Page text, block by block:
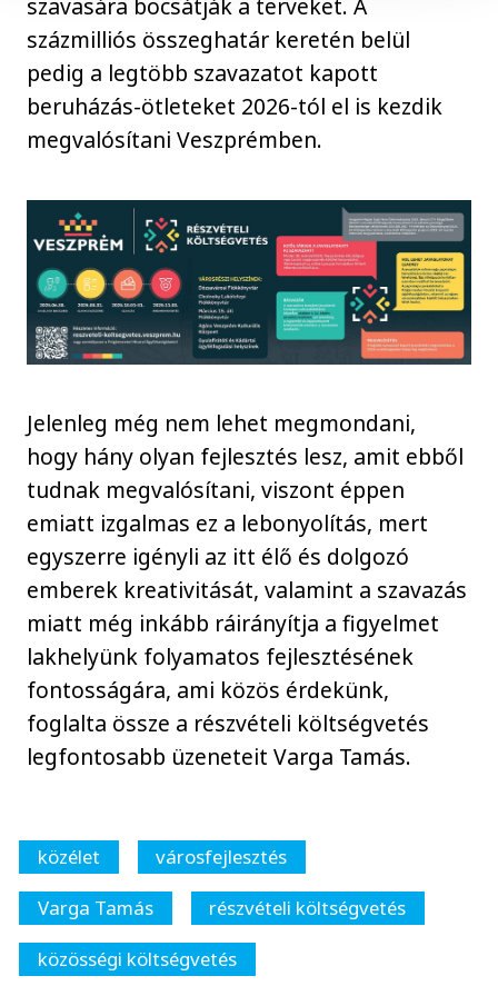
szavasára bocsátják a terveket. A
százmilliós összeghatár keretén belül
pedig a legtöbb szavazatot kapott
beruházás-ötleteket 2026-tól el is kezdik
megvalósítani Veszprémben.
Jelenleg még nem lehet megmondani,
hogy hány olyan fejlesztés lesz, amit ebből
tudnak megvalósítani, viszont éppen
emiatt izgalmas ez a lebonyolítás, mert
egyszerre igényli az itt élő és dolgozó
emberek kreativitását, valamint a szavazás
miatt még inkább ráirányítja a figyelmet
lakhelyünk folyamatos fejlesztésének
fontosságára, ami közös érdekünk,
foglalta össze a részvételi költségvetés
legfontosabb üzeneteit Varga Tamás.
közélet
városfejlesztés
Varga Tamás
részvételi költségvetés
közösségi költségvetés